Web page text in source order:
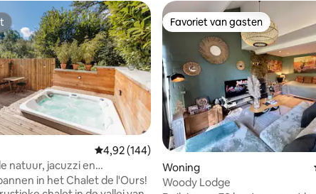
4,98 op 5, 166 recensiesGemiddelde beoordeling van 4,92 op 5, 144
4,92 (144)
natuur, jacuzzi en
in het Chalet de l'Ours!
Favoriet van gasten
Favoriet van gasten
Woning
Woody Lodge